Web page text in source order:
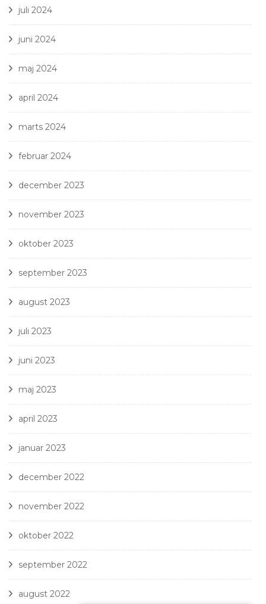
juli 2024
juni 2024
maj 2024
april 2024
marts 2024
februar 2024
december 2023
november 2023
oktober 2023
september 2023
august 2023
juli 2023
juni 2023
maj 2023
april 2023
januar 2023
december 2022
november 2022
oktober 2022
september 2022
august 2022